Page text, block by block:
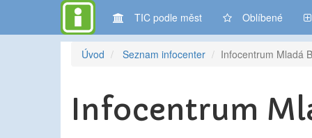
TIC podle měst Oblíbené
Úvod Seznam infocenter Infocentrum Mladá
Infocentrum